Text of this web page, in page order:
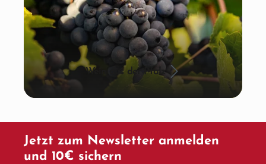
Wein aus der Pfalz
Jetzt zum Newsletter anmelden
und 10€ sichern